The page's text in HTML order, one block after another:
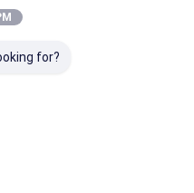
© 2026 Zhangjiagang RY
Rights Reserved.
for?